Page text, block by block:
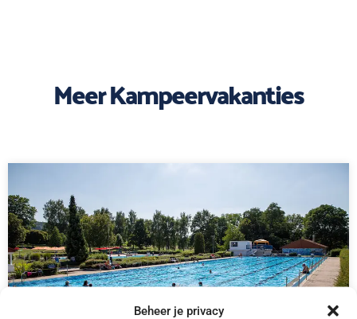
Beheer je privacy
Meer Kampeervakanties